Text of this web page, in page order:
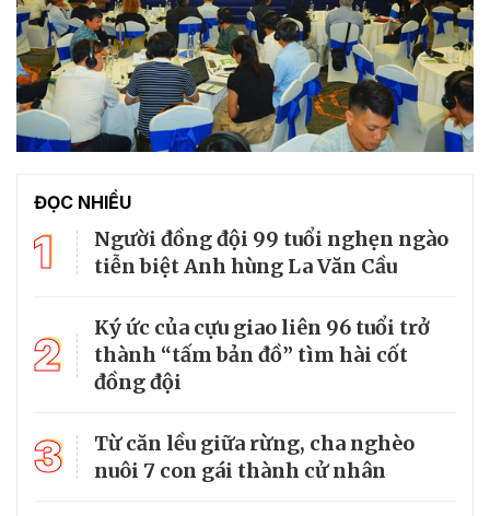
ĐỌC NHIỀU
1
Người đồng đội 99 tuổi nghẹn ngào
tiễn biệt Anh hùng La Văn Cầu
2
Ký ức của cựu giao liên 96 tuổi trở
thành “tấm bản đồ” tìm hài cốt
đồng đội
3
Từ căn lều giữa rừng, cha nghèo
nuôi 7 con gái thành cử nhân